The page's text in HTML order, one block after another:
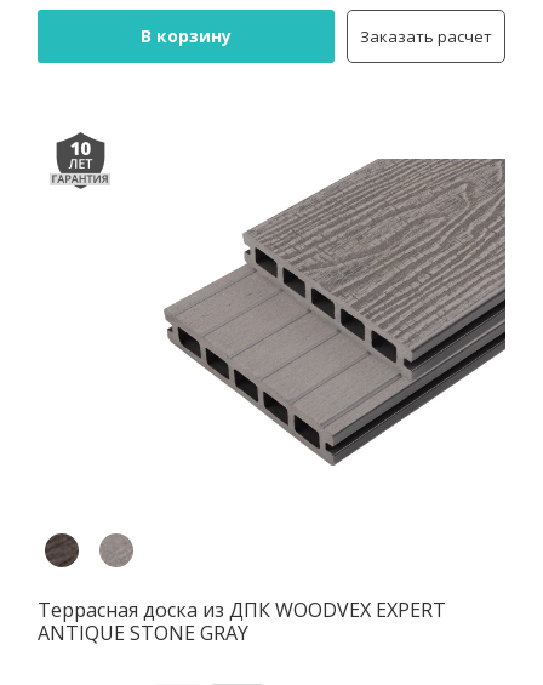
В корзину Заказать расчет
Террасная доска из ДПК WOODVEX EXPERT
ANTIQUE STONE GRAY